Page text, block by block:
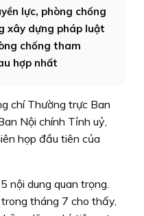
lực, phòng chống
xây dựng pháp luật
chống tham
hợp nhất
chí Thường trực Ban
Nội chính Tỉnh uỷ,
họp đầu tiên của
nội dung quan trọng.
tháng 7 cho thấy,